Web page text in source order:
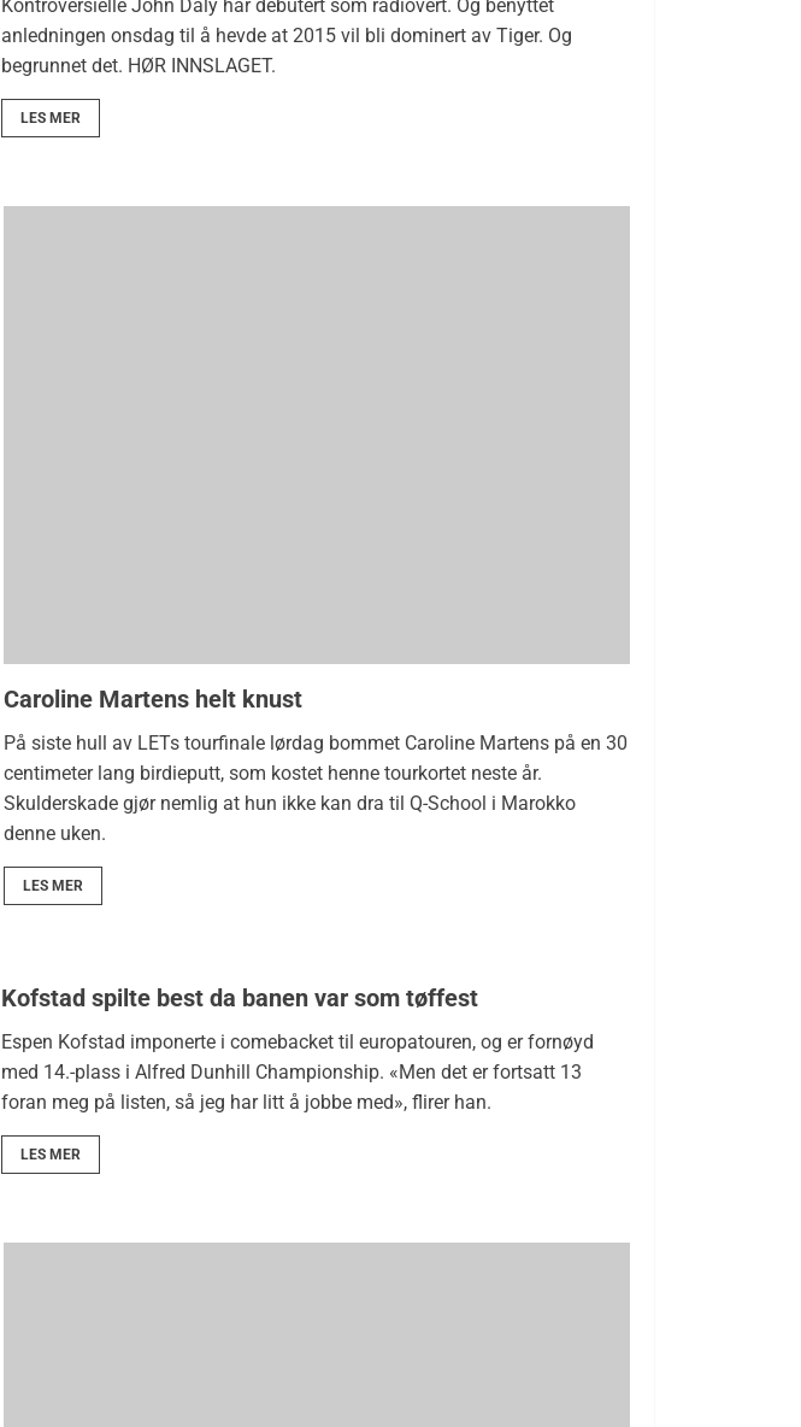
Kontroversielle John Daly har debutert som radiovert. Og benyttet
anledningen onsdag til å hevde at 2015 vil bli dominert av Tiger. Og
begrunnet det. HØR INNSLAGET.
LES MER
Caroline Martens helt knust
På siste hull av LETs tourfinale lørdag bommet Caroline Martens på en 30
centimeter lang birdieputt, som kostet henne tourkortet neste år.
Skulderskade gjør nemlig at hun ikke kan dra til Q-School i Marokko
denne uken.
LES MER
Kofstad spilte best da banen var som tøffest
Espen Kofstad imponerte i comebacket til europatouren, og er fornøyd
med 14.-plass i Alfred Dunhill Championship. «Men det er fortsatt 13
foran meg på listen, så jeg har litt å jobbe med», flirer han.
LES MER